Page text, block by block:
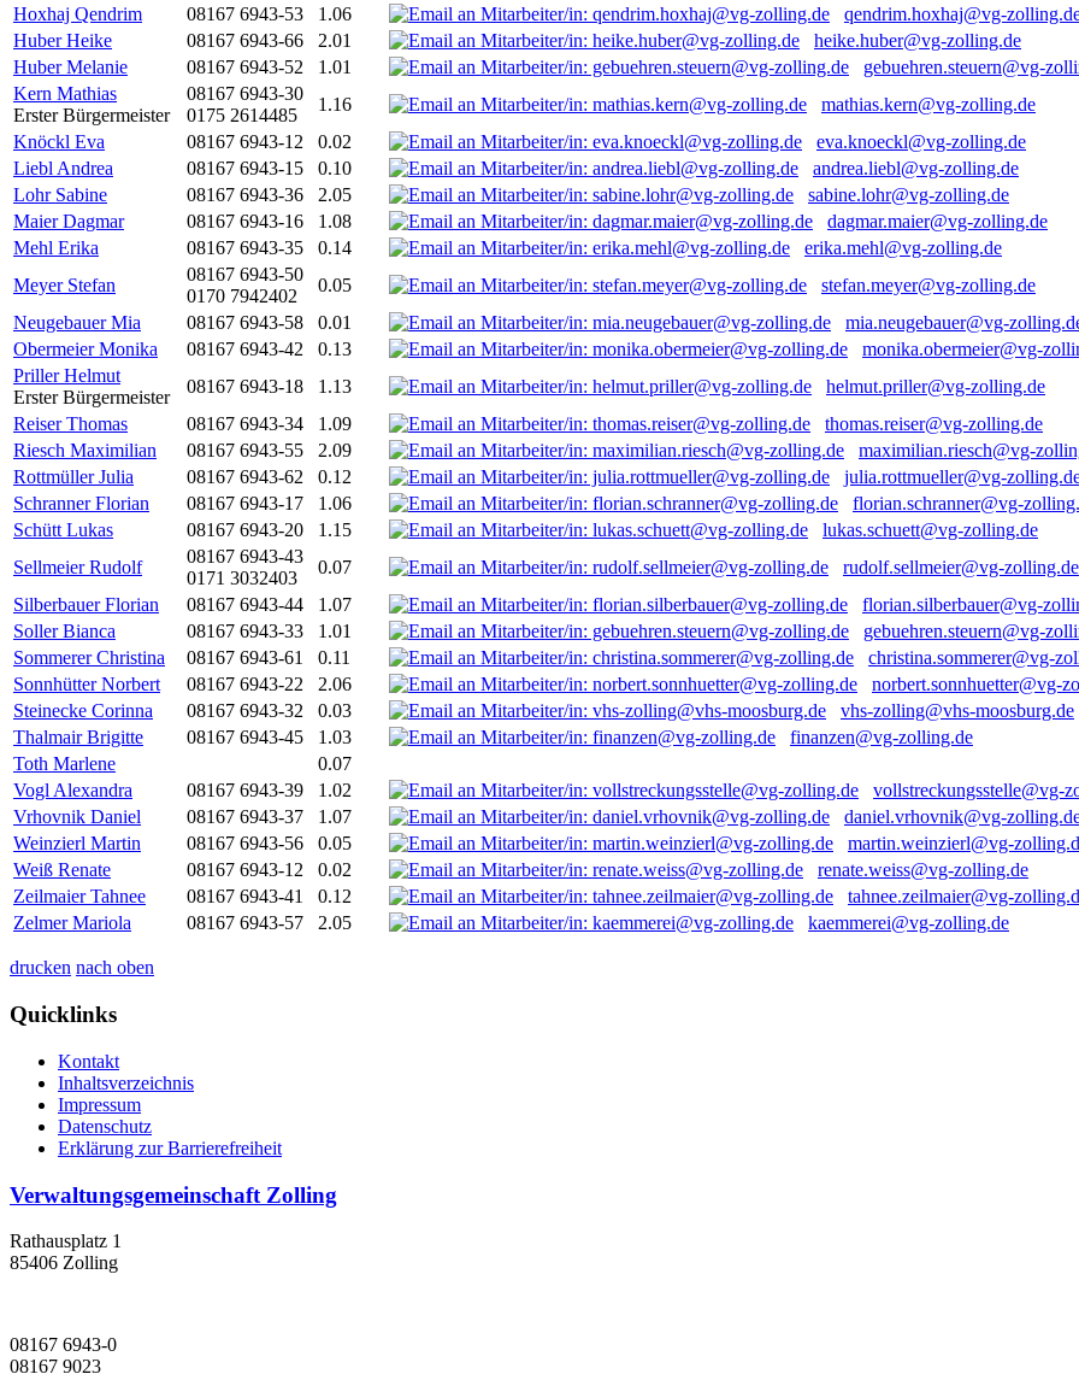
Hoxhaj Qendrim
08167 6943-53 1.06
qendrim.hoxhaj@vg-
Huber Heike
08167 6943-66 2.01
heike.huber@vg-zolling.de
Huber Melanie
08167 6943-52 1.01
gebuehren.steuern@vg-
Kern Mathias
Erster Bürgermeister
08167 6943-30
0175 2614485
1.16
mathias.kern@vg-zolling.de
Knöckl Eva
08167 6943-12 0.02
eva.knoeckl@vg-zolling.de
Liebl Andrea
08167 6943-15 0.10
andrea.liebl@vg-zolling.de
Lohr Sabine
08167 6943-36 2.05
sabine.lohr@vg-zolling.de
Maier Dagmar
08167 6943-16 1.08
dagmar.maier@vg-zolling.de
Mehl Erika
08167 6943-35 0.14
erika.mehl@vg-zolling.de
Meyer Stefan
08167 6943-50
0170 7942402
0.05
stefan.meyer@vg-zolling.de
Neugebauer Mia
08167 6943-58 0.01
mia.neugebauer@vg-
Obermeier Monika
08167 6943-42 0.13
monika.obermeier@vg-
Priller Helmut
Erster Bürgermeister
08167 6943-18 1.13
helmut.priller@vg-zolling.de
Reiser Thomas
08167 6943-34 1.09
thomas.reiser@vg-zolling.de
Riesch Maximilian
08167 6943-55 2.09
maximilian.riesch@vg-
Rottmüller Julia
08167 6943-62 0.12
julia.rottmueller@vg-
Schranner Florian
08167 6943-17 1.06
florian.schranner@vg-
Schütt Lukas
08167 6943-20 1.15
lukas.schuett@vg-zolling.de
Sellmeier Rudolf
08167 6943-43
0171 3032403
0.07
rudolf.sellmeier@vg-zolling.de
Silberbauer Florian
08167 6943-44 1.07
florian.silberbauer@vg-
Soller Bianca
08167 6943-33 1.01
gebuehren.steuern@vg-
Sommerer Christina
08167 6943-61 0.11
christina.sommerer@vg-
Sonnhütter Norbert
08167 6943-22 2.06
norbert.sonnhuetter@vg-
Steinecke Corinna
08167 6943-32 0.03
vhs-zolling@vhs-moosburg.de
Thalmair Brigitte
08167 6943-45 1.03
finanzen@vg-zolling.de
Toth Marlene
0.07
Vogl Alexandra
08167 6943-39 1.02
vollstreckungsstelle@vg-
Vrhovnik Daniel
08167 6943-37 1.07
daniel.vrhovnik@vg-
Weinzierl Martin
08167 6943-56 0.05
martin.weinzierl@vg-
Weiß Renate
08167 6943-12 0.02
renate.weiss@vg-zolling.de
Zeilmaier Tahnee
08167 6943-41 0.12
tahnee.zeilmaier@vg-
Zelmer Mariola
08167 6943-57 2.05 kaemmerei@vg-zolling.de
drucken nach oben
Quicklinks
Kontakt
Inhaltsverzeichnis
Impressum
Datenschutz
Erklärung zur Barrierefreiheit
Verwaltungsgemeinschaft Zolling
Rathausplatz 1
85406 Zolling
08167 6943-0
08167 9023